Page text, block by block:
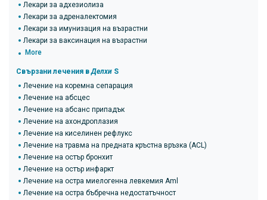
Лекари за адхезиолиза
Лекари за адреналектомия
Лекари за имунизация на възрастни
Лекари за ваксинация на възрастни
More
Свързани лечения вДелхи S
Лечение на коремна сепарация
Лечение на абсцес
Лечение на абсанс припадък
Лечение на ахондроплазия
Лечение на киселинен рефлукс
Лечение на травма на предната кръстна връзка (ACL)
Лечение на остър бронхит
Лечение на остър инфаркт
Лечение на остра миелогенна левкемия Aml
Лечение на остра бъбречна недостатъчност